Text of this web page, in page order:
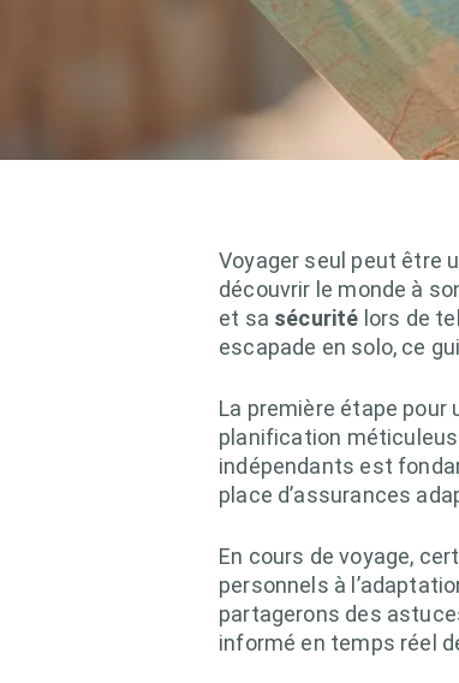
Voyager seul peut être
découvrir le monde à
et sa sécurité lors de
escapade en solo, ce
La première étape pour
planification
indépendants est
place d’assurances
En cours de voyage,
personnels à
partagerons des
informé en temps réel